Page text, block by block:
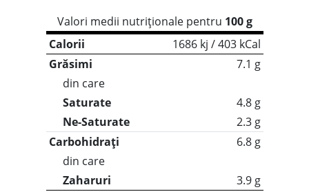
Valori medii nutriționale pentru 100 g
Calorii
1686 kj / 403 kCal
Grăsimi
7.1 g
din care
Saturate
4.8 g
Ne-Saturate
2.3 g
Carbohidrați
6.8 g
din care
Zaharuri
3.9 g